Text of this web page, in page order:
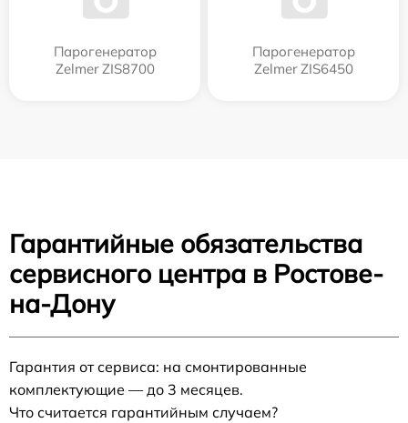
Парогенератор
Zelmer ZIS8700
Парогенератор
Zelmer ZIS6450
Гарантийные обязательства
сервисного центра в Ростове-
на-Дону
Гарантия от сервиса: на смонтированные
комплектующие — до 3 месяцев.
Что считается гарантийным случаем?